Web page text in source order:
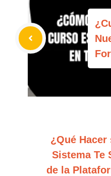
¿Qué Hacer
Sistema Te
de la